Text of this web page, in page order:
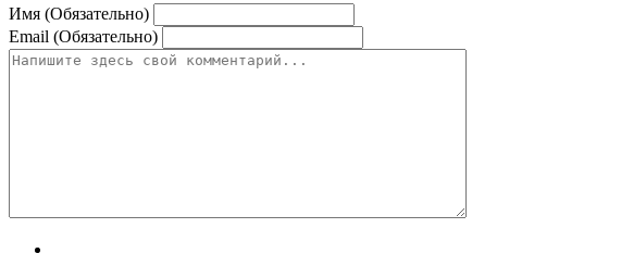
Имя (Обязательно)
Email (Обязательно)